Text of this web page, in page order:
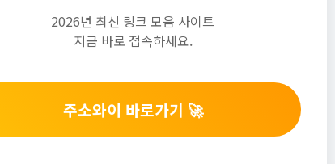
2026년 최신 링크 모음 사이트
지금 바로 접속하세요.
주소와이 바로가기 🚀